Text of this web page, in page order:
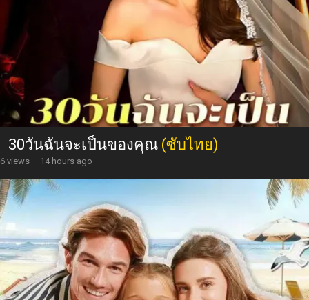
30วันฉันจะเป็นของคุณ (ซับไทย)
6 views · 14 hours ago